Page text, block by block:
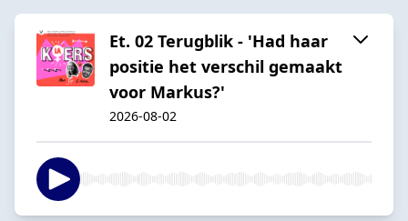
Et. 02 Terugblik - 'Had haar
positie het verschil gemaakt
voor Markus?'
2026-08-02